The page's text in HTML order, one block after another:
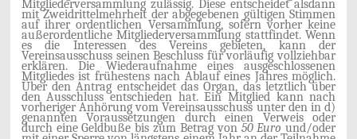
Mitgliederversammlung zulässig. Diese entscheidet alsdann
mit Zweidrittelmehrheit der abgegebenen gültigen Stimmen
auf ihrer ordentlichen Versammlung, sofern vorher keine
außerordentliche Mitgliederversammlung stattfindet. Wenn
es die Interessen des Vereins gebieten, kann der
Vereinsausschuss seinen Beschluss für vorläufig vollziehbar
erklären. Die Wiederaufnahme eines ausgeschlossenen
Mitgliedes ist frühestens nach Ablauf eines Jahres möglich.
Über den Antrag entscheidet das Organ, das letztlich über
den Ausschluss entschieden hat. Ein Mitglied kann nach
vorheriger Anhörung vom Vereinsausschuss unter den in d)
genannten Voraussetzungen durch einen Verweis oder
durch eine Geldbuße bis zum Betrag von 50 Euro und/oder